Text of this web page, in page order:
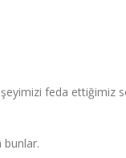
feda ettiğimiz
bunlar.